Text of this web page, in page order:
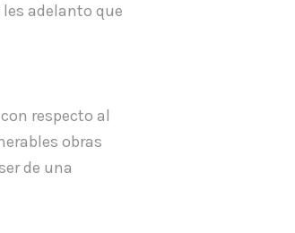
adelanto que
respecto al
obras
de una